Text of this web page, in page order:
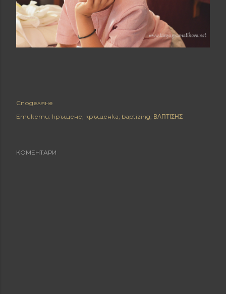
Споделяне
Етикети: кръщене кръщенка baptizing ΒΑΠΤΙΣΗΣ
КОМЕНТАРИ